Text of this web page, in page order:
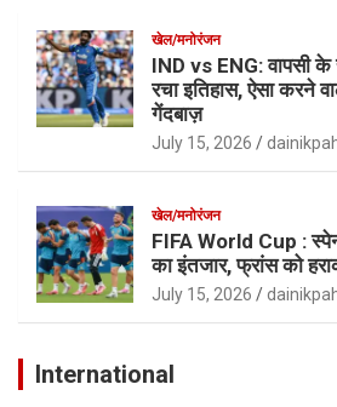
खेल/मनोरंजन
IND vs ENG: वापसी के
रचा इतिहास, ऐसा करने
गेंदबाज़
July 15, 2026
खेल/मनोरंजन
FIFA World Cup :
का इंतजार, फ्रांस को
July 15, 2026
International